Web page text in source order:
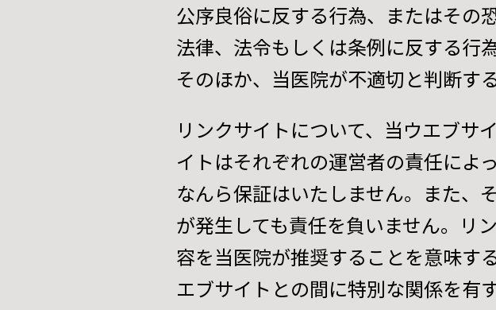
公序良俗に反する行為、またはその
法律、法令もしくは条例に反する行
そのほか、当医院が不適切と判断す
リンクサイトについて、当ウエブサ
イトはそれぞれの運営者の責任によ
なんら保証はいたしません。また、
が発生しても責任を負いません。リ
容を当医院が推奨することを意味す
エブサイトとの間に特別な関係を有